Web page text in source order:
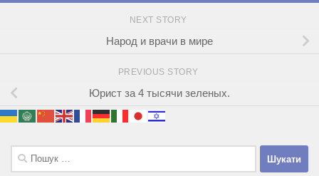
NEXT STORY
Народ и врачи в мире
PREVIOUS STORY
Юрист за 4 тысячи зеленых.
Пошук: